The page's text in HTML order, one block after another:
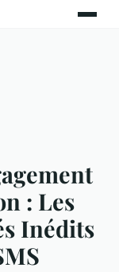
: Les
Inédits